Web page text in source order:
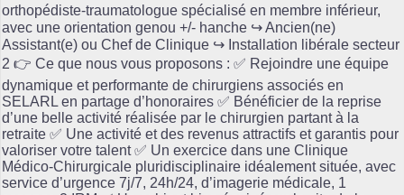
orthopédiste-traumatologue spécialisé en membre inférieur,
avec une orientation genou +/- hanche ↪️ Ancien(ne)
Assistant(e) ou Chef de Clinique ↪️ Installation libérale secteur
2 👉 Ce que nous vous proposons : ✅ Rejoindre une équipe
dynamique et performante de chirurgiens associés en
SELARL en partage d’honoraires ✅ Bénéficier de la reprise
d’une belle activité réalisée par le chirurgien partant à la
retraite ✅ Une activité et des revenus attractifs et garantis pour
valoriser votre talent ✅ Un exercice dans une Clinique
Médico-Chirurgicale pluridisciplinaire idéalement située, avec
service d’urgence 7j/7, 24h/24, d’imagerie médicale, 1